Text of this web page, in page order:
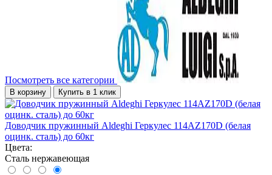
Посмотреть все категории
В корзину Купить в 1 клик
Доводчик пружинный Aldeghi Геркулес 114AZ170D (белая
оцинк. сталь) до 60кг
Цвета:
Сталь нержавеющая